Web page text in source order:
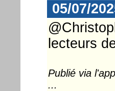
05/07/
lecteurs
Publié via
...